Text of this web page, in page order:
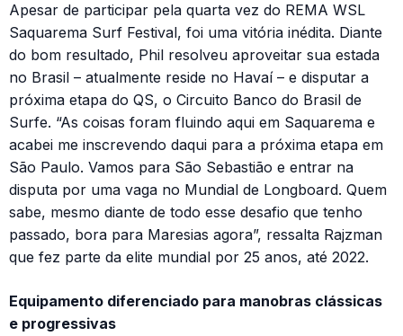
Apesar de participar pela quarta vez do REMA WSL
Saquarema Surf Festival, foi uma vitória inédita. Diante
do bom resultado, Phil resolveu aproveitar sua estada
no Brasil – atualmente reside no Havaí – e disputar a
próxima etapa do QS, o Circuito Banco do Brasil de
Surfe. “As coisas foram fluindo aqui em Saquarema e
acabei me inscrevendo daqui para a próxima etapa em
São Paulo. Vamos para São Sebastião e entrar na
disputa por uma vaga no Mundial de Longboard. Quem
sabe, mesmo diante de todo esse desafio que tenho
passado, bora para Maresias agora”, ressalta Rajzman
que fez parte da elite mundial por 25 anos, até 2022.
Equipamento diferenciado para manobras clássicas
e progressivas